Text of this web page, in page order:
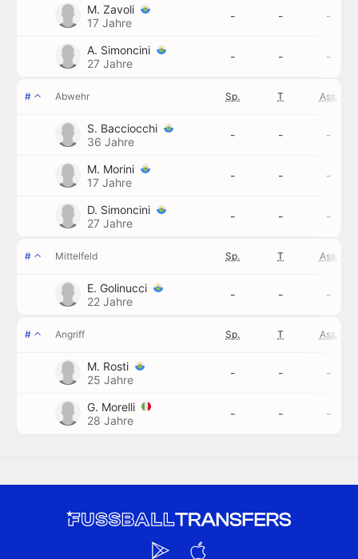
M. Zavoli
17 Jahre
- - -
A. Simoncini
27 Jahre
- - -
# Abwehr Sp. T Ass.
S. Bacciocchi
36 Jahre
- - -
M. Morini
17 Jahre
- - -
D. Simoncini
27 Jahre
- - -
# Mittelfeld Sp. T Ass.
E. Golinucci
22 Jahre
- - -
# Angriff Sp. T Ass.
M. Rosti
25 Jahre
- - -
G. Morelli
28 Jahre
- - -